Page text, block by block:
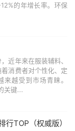
的年增长率。环保
近年来在服装辅料、
消费者对个性化、定
越受到市场青睐。
关键...
TOP（权威版）